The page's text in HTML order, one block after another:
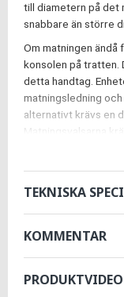
till diametern på det
snabbare än större
Om matningen ändå
konsolen på tratten.
detta handtag.
matningsledning
alternativt krävs en
Matningsvalsarna
Flistuggen
brytbult är monterad
säkerhetsskäl
Du bör ha minst en
Tratten har en
TEKNISKA
KOMMENTAR
PRODUKTVIDEO